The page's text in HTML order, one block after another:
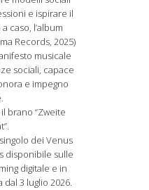
e ispirare il
caso, l’album
Records, 2025)
musicale
sociali, capace
e impegno
brano “Zweite
dei Venus
disponibile sulle
digitale e in
3 luglio 2026.